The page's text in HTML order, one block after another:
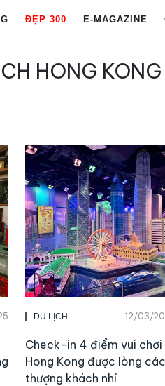
ĐẸP 300 E-MAGAZINE
HONG KONG
DU LỊCH 12/03/
Check-in 4 điểm vui chơi
Hong Kong được lòng các
thượng khách nhí